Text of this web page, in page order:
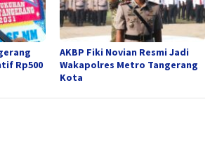
Rp500
AKBP Fiki Novian Resmi Jadi
Wakapolres Metro Tangerang
Kota